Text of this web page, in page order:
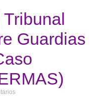
Guardias